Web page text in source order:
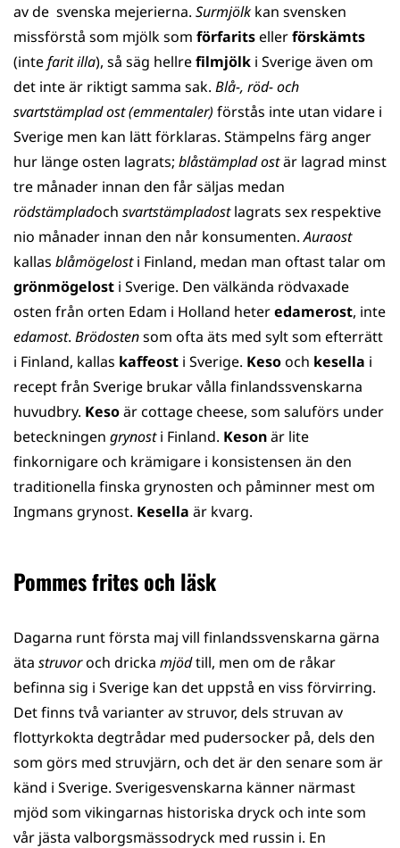
av de svenska mejerierna. Surmjölk kan svensken
missförstå som mjölk som förfaritsellerförskämts
(intefarit illa), så säg hellrefilmjölk i Sverige även om
det inte är riktigt samma sak. Blå-, röd- och
svartstämplad ost (emmentaler) förstås inte utan vidare i
Sverige men kan lätt förklaras. Stämpelns färg anger
hur länge osten lagrats; blåstämplad ostär lagrad minst
tre månader innan den får säljas medan
rödstämpladoch svartstämpladostlagrats sex respektive
nio månader innan den når konsumenten.Auraost
kallas blåmögelosti Finland, medan man oftast talar om
grönmögelost i Sverige. Den välkända rödvaxade
osten från orten Edam i Holland heteredamerost, inte
edamost. Brödostensom ofta äts med sylt som efterrätt
i Finland, kallas kaffeost i Sverige. Kesooch kesella i
recept från Sverige brukar vålla finlandssvenskarna
huvudbry. Kesoär cottage cheese, som saluförs under
beteckningen grynosti Finland. Kesonär lite
finkornigare och krämigare i konsistensen än den
traditionella finska grynosten och påminner mest om
Ingmans grynost. Kesella är kvarg.
Pommes frites och läsk
Dagarna runt första maj vill finlandssvenskarna gärna
äta struvoroch dricka mjödtill, men om de råkar
befinna sig i Sverige kan det uppstå en viss förvirring.
Det finns två varianter av struvor, dels struvan av
flottyrkokta degtrådar med pudersocker på, dels den
som görs med struvjärn, och det är den senare som är
känd i Sverige. Sverigesvenskarna känner närmast
mjöd som vikingarnas historiska dryck och inte som
vår jästa valborgsmässodryck med russin i. En